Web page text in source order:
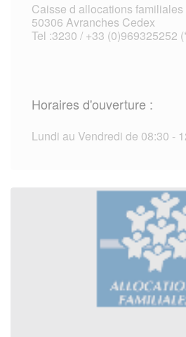
Caisse d allocations
50306 Avranches Cedex
Tel :3230 / +33 (0)969325252
Horaires d'ouverture :
Lundi au Vendredi de 08:30 -